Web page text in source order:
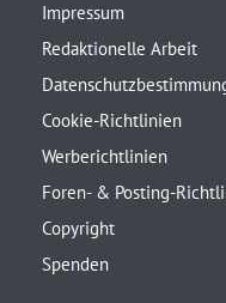
Impressum
Redaktionelle Arbeit
Cookie-Richtlinien
Werberichtlinien
Foren- & Posting-
Copyright
Spenden